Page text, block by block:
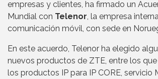
empresas y clientes, ha firmado un
Mundial con Telenor, la empresa
comunicación móvil, con sede en
En este acuerdo, Telenor ha elegido
nuevos productos de ZTE, entre los
los productos IP para IP CORE, servicio